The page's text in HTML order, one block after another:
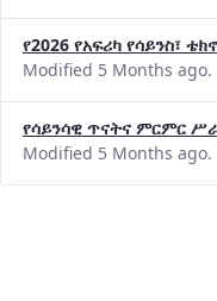
የ2026 የአፍሪካ የሳይንስ፣
Modified 5 Months ago.
የሳይንሳዊ ጥናትና ምርምር
Modified 5 Months ago.